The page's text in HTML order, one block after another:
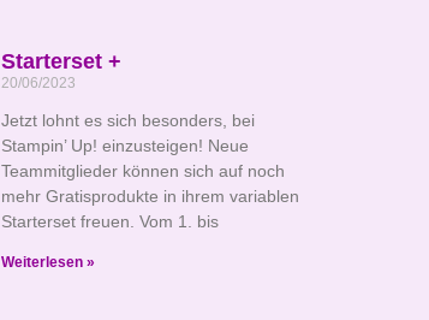
Starterset +
20/06/2023
Jetzt lohnt es sich besonders, bei
Stampin’ Up! einzusteigen! Neue
Teammitglieder können sich auf noch
mehr Gratisprodukte in ihrem variablen
Starterset freuen. Vom 1. bis
Weiterlesen »